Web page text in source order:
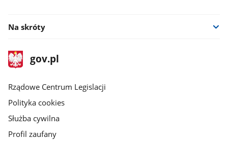
Na skróty
stopka
gov.plStrona
gov.pl
Rządowe Centrum Legislacji
Polityka cookies
Służba cywilna
Profil zaufany